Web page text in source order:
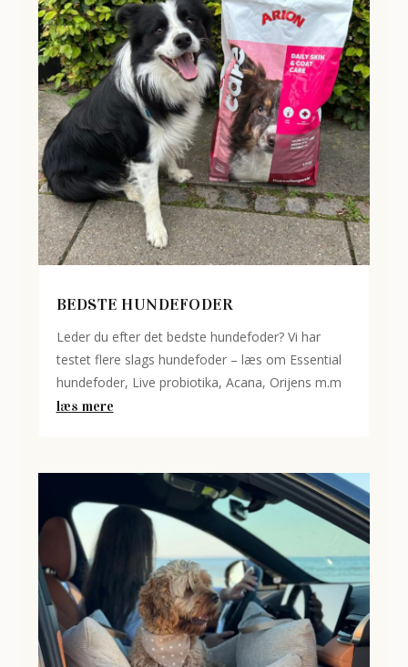
BEDSTE HUNDEFODER
Leder du efter det bedste hundefoder? Vi har
testet flere slags hundefoder – læs om Essential
hundefoder, Live probiotika, Acana, Orijens m.m
læs mere